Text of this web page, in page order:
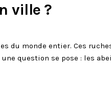
ville ?
du monde entier. Ces
question se pose : les